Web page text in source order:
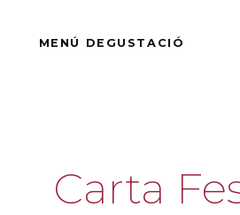
MENÚ DEGUSTACIÓ
Carta